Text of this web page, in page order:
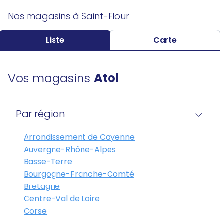
Nos magasins à Saint-Flour
Liste Carte
Vos magasins Atol
Par région
Arrondissement de Cayenne
Auvergne-Rhône-Alpes
Basse-Terre
Bourgogne-Franche-Comté
Bretagne
Centre-Val de Loire
Corse